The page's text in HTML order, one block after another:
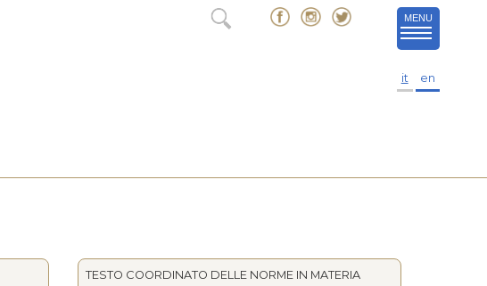
MENU
it en
TESTO COORDINATO DELLE NORME IN MATERIA